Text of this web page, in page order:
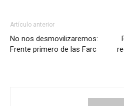
Artículo anterior
No nos desmovilizaremos:
Frente primero de las Farc